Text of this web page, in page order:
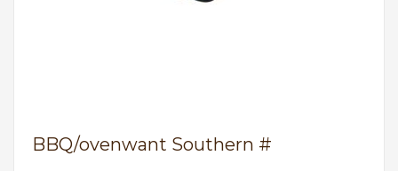
BBQ/ovenwant Southern #